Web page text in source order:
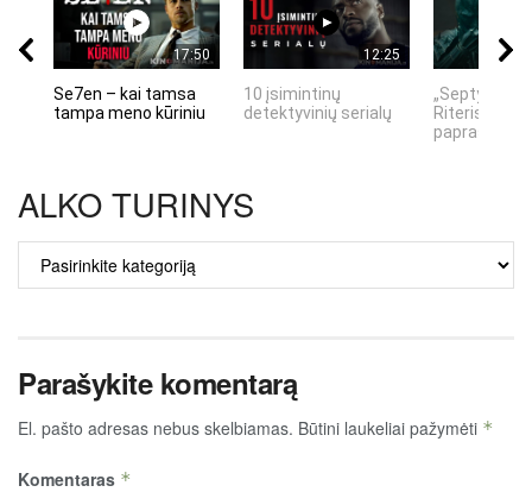
17:50
Se7en – kai tamsa
tampa meno kūriniu
12:25
10 įsimintinų
detektyvinių serialų
„Septynių
Riteris" – kai
ALKO TURINYS
ALKO
TURINYS
Parašykite komentarą
El. pašto adresas nebus skelbiamas. Būtini laukeliai pažymėti *
Komentaras *